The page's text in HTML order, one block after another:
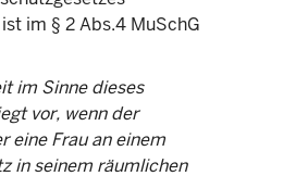
im § 2 Abs.4 MuSchG
im Sinne dieses
vor, wenn der
eine Frau an einem
in seinem räumlichen